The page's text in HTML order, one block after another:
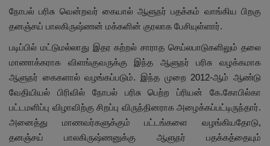
நோபல் பரிசு வென்றவர் கையால் ஆளுநர் பதக்கம் வாங்கிய பிறகு
தனஞ்சய் பாலகிருஷ்ணன் மக்களின் குரலாக பேசியுள்ளார்.
படிப்பில் மட்டுமல்லாது இதர கற்றல் சாராத செய்லபாடுகளிலும் தலை
மாணாக்கராக விளங்குவருக்கு இந்த ஆளுநர் பரிசு வழக்கமாக
ஆளுநர் கைகளால் வழங்கப்படும். இந்த முறை 2012-ஆம் ஆண்டு
வேதியியல் பிரிவில் நோபல் பரிசு பெற்ற ப்ரியன் கே.கோபில்கா
பட்டமளிப்பு விழாவிற்கு சிறப்பு விருந்தினராக அழைக்கப்பட்டிருந்தார்.
அனைத்து மாணவர்களுக்கும் பட்டங்களை வழங்கியதோடு,
தனஞ்சய் பாலகிருஷ்ணனுக்கு ஆளுநர் பதக்கத்தையும்